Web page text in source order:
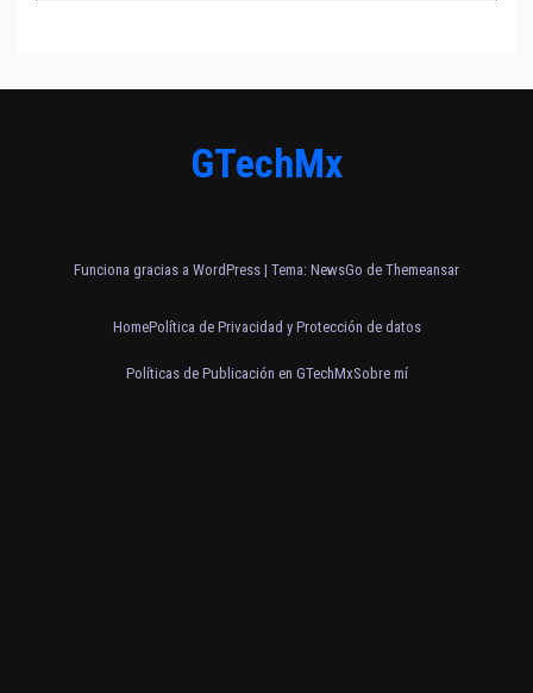
GTechMx
Funciona gracias a WordPress | Tema: NewsGo de Themeansar
HomePolítica de Privacidad y Protección de datos
Políticas de Publicación en GTechMxSobre mí